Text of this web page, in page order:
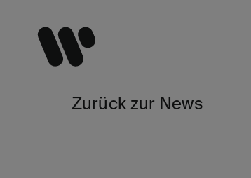
Zurück zur News